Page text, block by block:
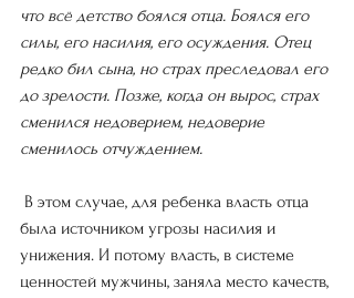
что всё детство боялся отца. Боялся его
силы, его насилия, его осуждения. Отец
редко бил сына, но страх преследовал его
до зрелости. Позже, когда он вырос, страх
сменился недоверием, недоверие
сменилось отчуждением.
была источником угрозы насилия и
унижения. И потому власть, в системе
ценностей мужчины, заняла место качеств,